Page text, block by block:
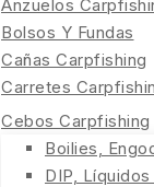
Anzuelos
Bolsos Y Fundas
Cañas Carpfishing
Carretes
Cebos Carpfishing
Boilies,
DIP,